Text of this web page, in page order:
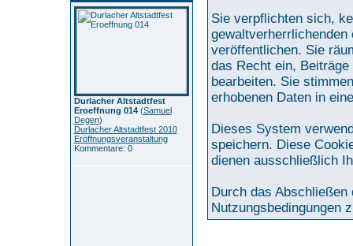
Durlacher Altstadtfest
Eroeffnung 014(Samuel
Degen)
Durlacher Altstadtfest 2010
Eröffnungsveranstaltung
Kommentare: 0
Sie verpflichten sich,
veröffentlichen. Sie
das Recht ein,
bearbeiten. Sie
erhobenen Daten in
Dieses System
speichern. Diese
dienen ausschließlich
Durch das
Nutzungsbedingungen